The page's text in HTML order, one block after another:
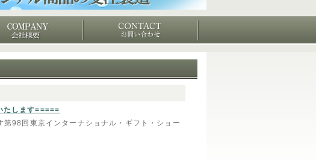
たします=====
98回東京インターナショナル・ギフト・ショー